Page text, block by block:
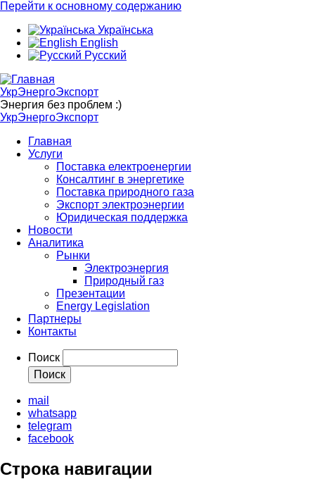
Перейти к основному содержанию
Українська
English
Русский
УкрЭнергоЭкспорт
Энергия без проблем :)
УкрЭнергоЭкспорт
Главная
Услуги
Поставка електроенергии
Консалтинг в энергетике
Поставка природного газа
Экспорт электроэнергии
Юридическая поддержка
Новости
Аналитика
Рынки
Электроэнергия
Природный газ
Презентации
Energy Legislation
Партнеры
Контакты
Поиск
mail
whatsapp
telegram
facebook
Строка навигации